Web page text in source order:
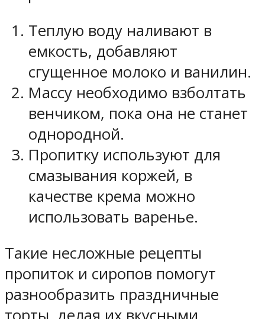
Теплую воду наливают в
емкость, добавляют
сгущенное молоко и ванилин.
Массу необходимо взболтать
венчиком, пока она не станет
однородной.
Пропитку используют для
смазывания коржей, в
качестве крема можно
использовать варенье.
Такие несложные рецепты
пропиток и сиропов помогут
разнообразить праздничные